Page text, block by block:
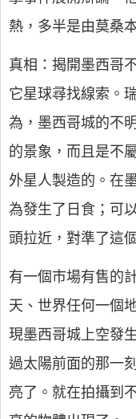
熱，多半是由莫桑
真相：揭開墨西哥
它星球尋找線索。
為，墨西哥城的不
的景象，而且是不
外星人製造的。在
為發生了日食；可
頭拉近，對準了這
有一個市場有售的
天、世界任何一個
現墨西哥城上空發
過太陽前面的那一
亮了。就在拍攝到